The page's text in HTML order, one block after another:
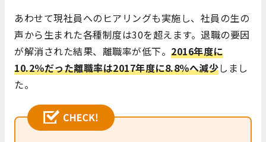
あわせて現社員へのヒアリングも実施し、社員の生の
声から生まれた各種制度は30を超えます。退職の要因
が解消された結果、離職率が低下。 2016年度に
10.2％だった離職率は2017年度に8.8％へ減少しまし
た。